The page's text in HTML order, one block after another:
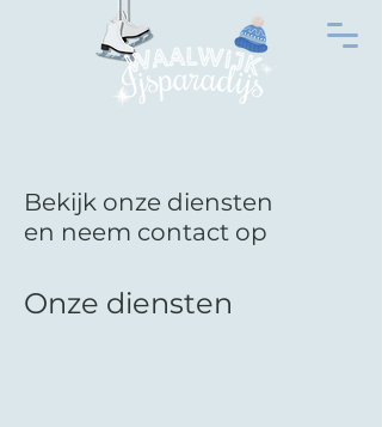
Bekijk onze diensten
en neem contact op
Onze diensten